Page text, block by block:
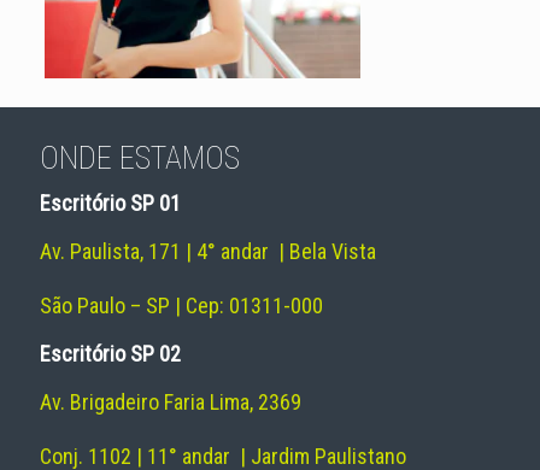
ONDE ESTAMOS
Escritório SP 01
Av. Paulista, 171 | 4° andar | Bela Vista
São Paulo – SP | Cep: 01311-000
Escritório SP 02
Av. Brigadeiro Faria Lima, 2369
Conj. 1102 | 11° andar | Jardim Paulistano